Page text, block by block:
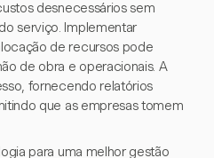
desnecessários sem
serviço. Implementar
de recursos pode
de obra e operacionais. A
fornecendo relatórios
que as empresas tomem
para uma melhor gestão